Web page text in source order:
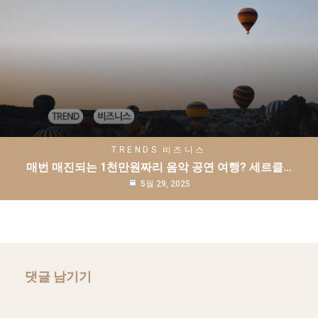
TRENDS 비즈니스
매번 매진되는 1천만원짜리 음악 공연 여행? 세르클…
5월 29, 2025
댓글 남기기